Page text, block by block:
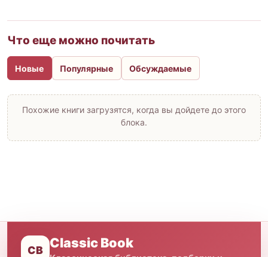
Что еще можно почитать
Новые Популярные Обсуждаемые
Похожие книги загрузятся, когда вы дойдете до этого
блока.
CB Classic Book